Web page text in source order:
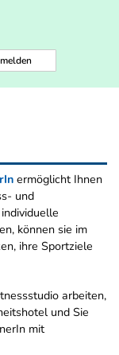
ermöglicht Ihnen
und
können sie im
ihre Sportziele
arbeiten,
und Sie
mit